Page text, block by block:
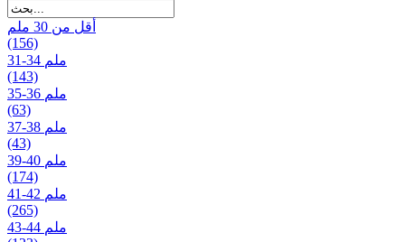
أقل من 30 ملم
(156)
31-34 ملم
(143)
35-36 ملم
(63)
37-38 ملم
(43)
39-40 ملم
(174)
41-42 ملم
(265)
43-44 ملم